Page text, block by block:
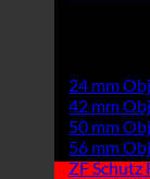
24 mm
42 mm
50 mm
56 mm
ZF Schutz